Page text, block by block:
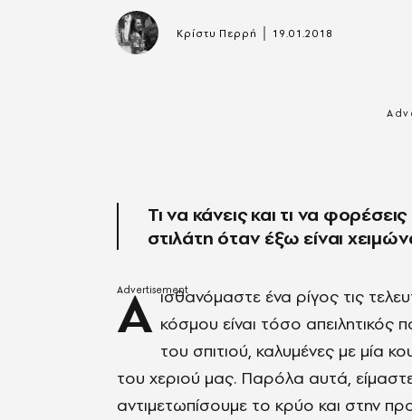
Κρίστυ Περρή 19.01.2018
Τι να κάνεις και τι να
στιλάτη όταν έξω είναι
A ισθανόμαστε ένα ρίγος τις
κόσμου είναι τόσο απειλητικός
του σπιτιού, καλυμένες με μία
του χεριού μας. Παρόλα αυτά,
αντιμετωπίσουμε το κρύο και στην